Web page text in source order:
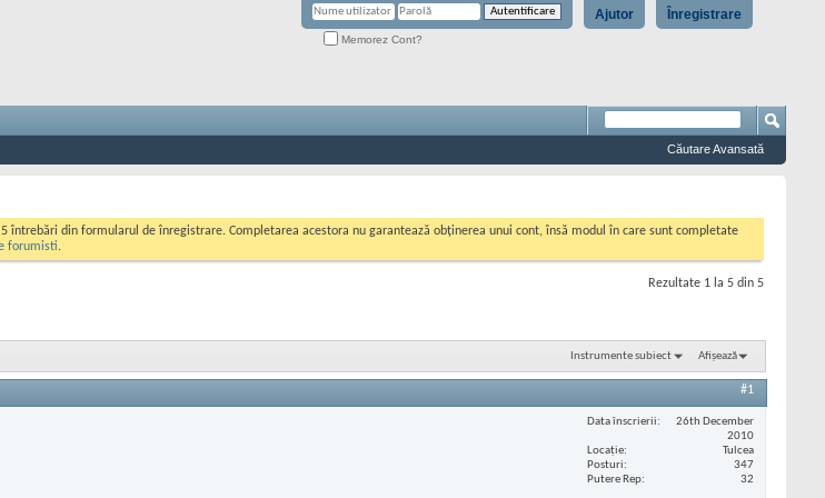
Înregistrare
Ajutor
Memorez Cont?
Căutare Avansată
întrebări din formularul de înregistrare. Completarea acestora nu garantează obținerea unui cont, însă modul în care sunt completate
forumisti.
Rezultate 1 la 5 din 5
Instrumente subiect Afișează
#1
Data înscrierii
26th December
2010
Locaţie
Tulcea
Posturi
347
Putere Rep
32